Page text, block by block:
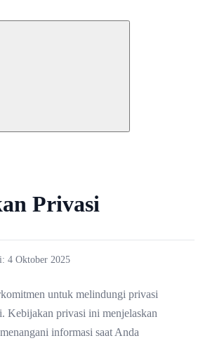
Privasi
4 Oktober 2025
untuk melindungi privasi
Kebijakan privasi ini menjelaskan
informasi saat Anda